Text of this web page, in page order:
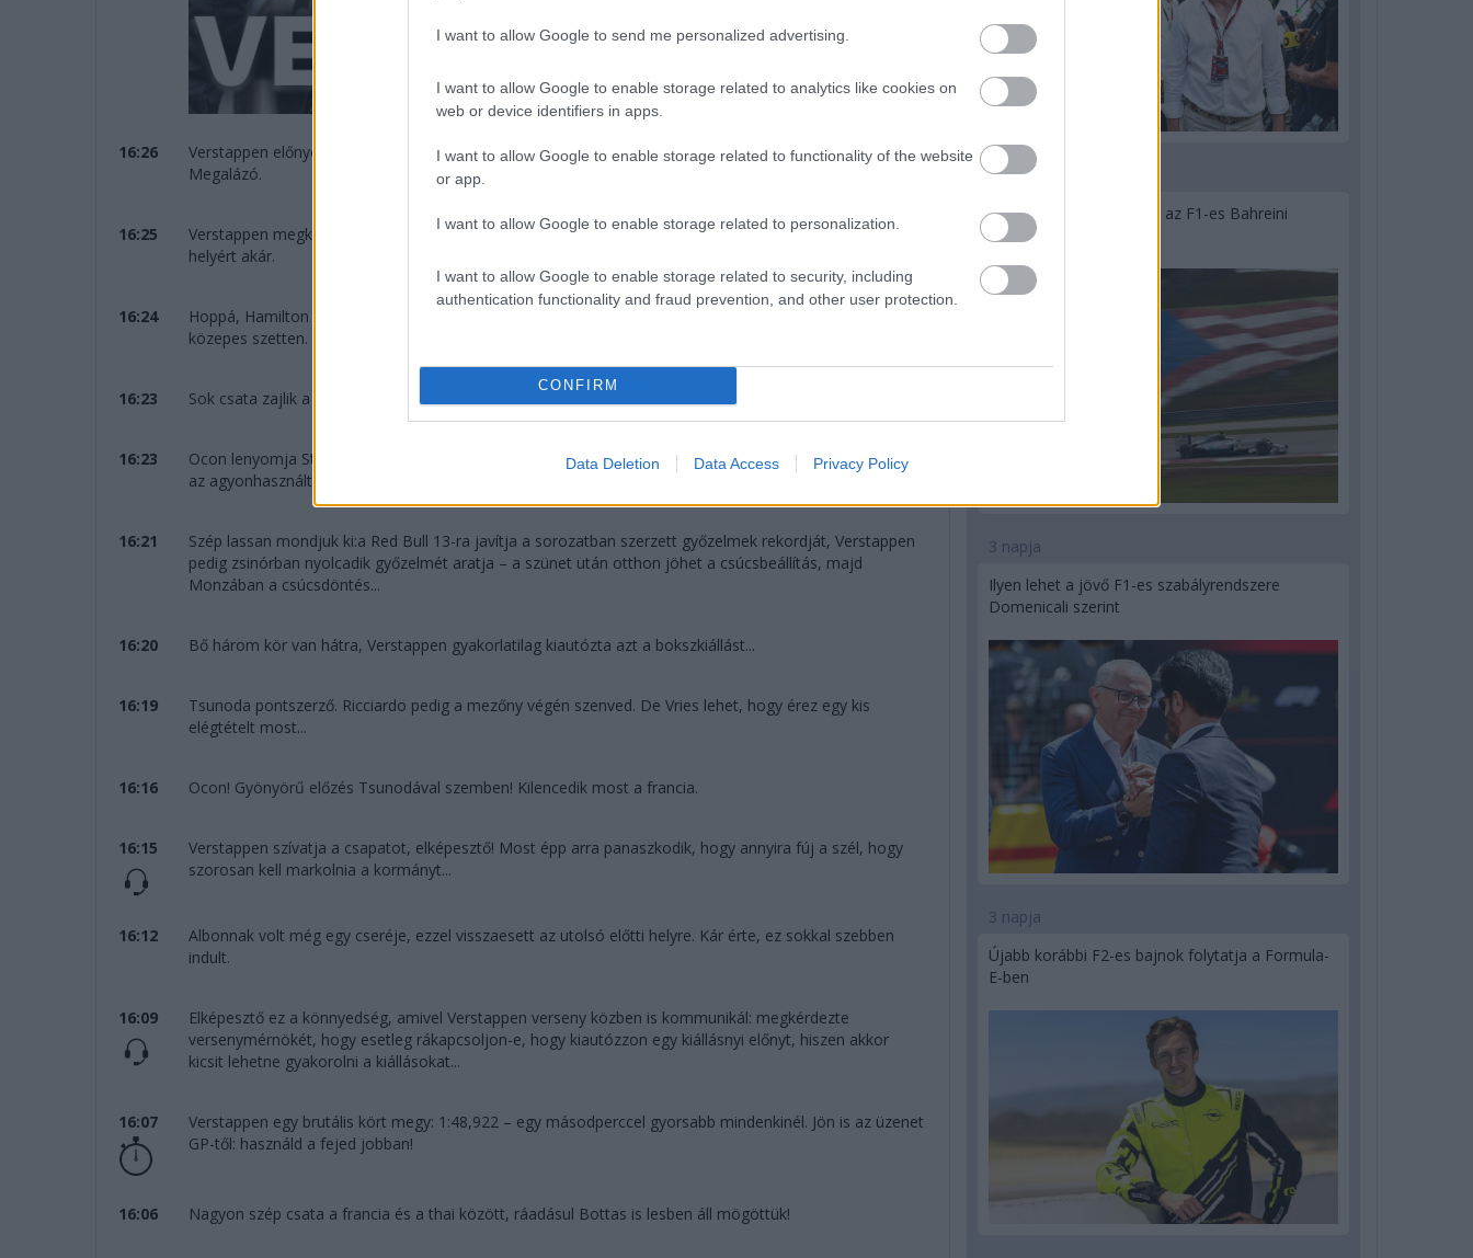
I want to allow Google to send me personalized advertising.
I want to allow Google to enable storage related to analytics like cookies on
web or device identifiers in apps.
I want to allow Google to enable storage related to functionality of the website
or app.
I want to allow Google to enable storage related to personalization.
I want to allow Google to enable storage related to security, including
authentication functionality and fraud prevention, and other user protection.
CONFIRM
Data Deletion Data Access Privacy Policy
16:26
Verstappen előnye 22 másodperc úgy, hogy a verseny harmadán túl előzte meg csapattársát.
Megalázó.
16:25
Verstappen megkezdte az utolsó körét... Amely körben Stroll, Tsunoda és Gasly megküzdhetnek a 9-10.
helyért akár.
16:24
Hoppá, Hamilton jön egy extra cserére. Verstappen-bosszantó leggyorsabb körrel próbálkoznak egy
közepes szetten.
16:23 Sok csata zajlik a mezőnyben, de a java pontzónán kívül.
16:23
Ocon lenyomja Strollt és már nyolcadik: egy cserével is pontot szerezhet a kanadai – miközben Norris
az agyonhasznált lágy keveréken menekül Ocon elől.
16:21
Szép lassan mondjuk ki:a Red Bull 13-ra javítja a sorozatban szerzett győzelmek rekordját, Verstappen
pedig zsinórban nyolcadik győzelmét aratja – a szünet után otthon jöhet a csúcsbeállítás, majd
Monzában a csúcsdöntés...
16:20 Bő három kör van hátra, Verstappen gyakorlatilag kiautózta azt a bokszkiállást...
16:19
Tsunoda pontszerző. Ricciardo pedig a mezőny végén szenved. De Vries lehet, hogy érez egy kis
elégtételt most...
16:16 Ocon! Gyönyörű előzés Tsunodával szemben! Kilencedik most a francia.
16:15
Verstappen szívatja a csapatot, elképesztő! Most épp arra panaszkodik, hogy annyira fúj a szél, hogy
szorosan kell markolnia a kormányt...
16:12
Albonnak volt még egy cseréje, ezzel visszaesett az utolsó előtti helyre. Kár érte, ez sokkal szebben
indult.
16:09
Elképesztő ez a könnyedség, amivel Verstappen verseny közben is kommunikál: megkérdezte
versenymérnökét, hogy esetleg rákapcsoljon-e, hogy kiautózzon egy kiállásnyi előnyt, hiszen akkor
kicsit lehetne gyakorolni a kiállásokat...
16:07
Verstappen egy brutális kört megy: 1:48,922 – egy másodperccel gyorsabb mindenkinél. Jön is az üzenet
GP-től: használd a fejed jobban!
16:06 Nagyon szép csata a francia és a thai között, ráadásul Bottas is lesben áll mögöttük!
2 napja
Megvan, mikor kezdődik az F1-es Bahreini
Nagydíj Malajziában
3 napja
Ilyen lehet a jövő F1-es szabályrendszere
Domenicali szerint
3 napja
Újabb korábbi F2-es bajnok folytatja a Formula-
E-ben